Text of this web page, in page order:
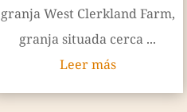
granja West Clerkland Farm,
granja situada cerca ...
Leer más